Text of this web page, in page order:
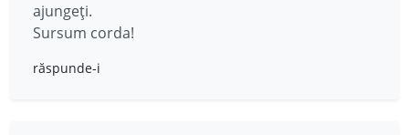
ajungeți.
Sursum corda!
răspunde-i